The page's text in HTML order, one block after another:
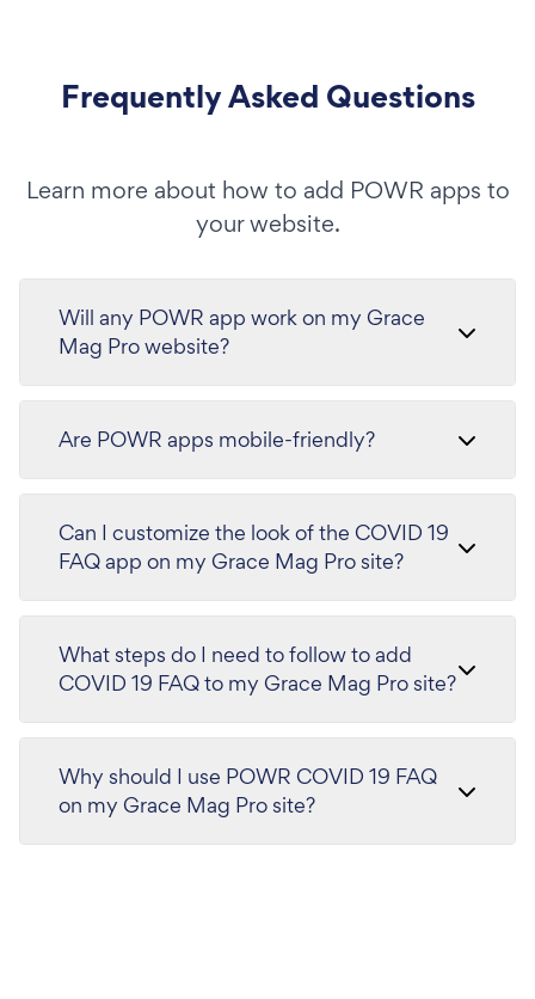
Frequently Asked Questions
Learn more about how to add POWR apps to
your website.
Will any POWR app work on my Grace
Mag Pro website?
Are POWR apps mobile-friendly?
Can I customize the look of the COVID 19
FAQ app on my Grace Mag Pro site?
What steps do I need to follow to add
COVID 19 FAQ to my Grace Mag Pro site?
Why should I use POWR COVID 19 FAQ
on my Grace Mag Pro site?